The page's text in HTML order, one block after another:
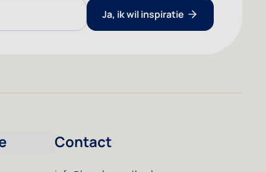
Ja, ik wil inspiratie
Contact